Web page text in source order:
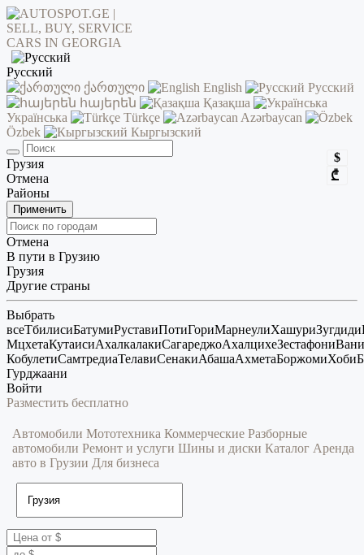
Русский
ქართული
English
Русский
հայերեն
Қазақша
Українська
Türkçe
Azərbaycan
Özbek
Кыргызский
$
₾
Грузия
Отмена
Районы
Применить
Отмена
В пути в Грузию
Грузия
Другие страны
Выбрать
всеТбилисиБатумиРуставиПотиГориМарнеулиХашуриЗугдиди
МцхетаКутаисиАхалкалакиСагареджоАхалцихеЗестафониВани
КобулетиСамтредиаТелавиСенакиАбашаАхметаБоржомиХоби
Гурджаани
Войти
Разместить бесплатно
Автомобили Мототехника Коммерческие Разборные
автомобили Ремонт и услуги Шины и диски Каталог Аренда
авто в Грузии Для бизнеса